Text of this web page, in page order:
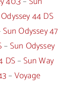
44 DS
Sun Odyssey 47
–Sun Odyssey
DS–Sun Way
–Voyage